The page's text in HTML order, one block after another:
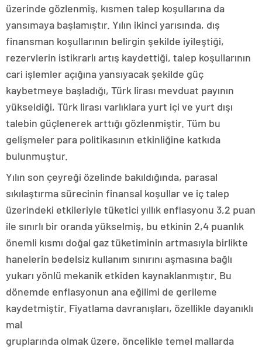
üzerinde gözlenmiş, kısmen talep koşullarına da
yansımaya başlamıştır. Yılın ikinci yarısında, dış
finansman koşullarının belirgin şekilde iyileştiği,
rezervlerin istikrarlı artış kaydettiği, talep koşullarının
cari işlemler açığına yansıyacak şekilde güç
kaybetmeye başladığı, Türk lirası mevduat payının
yükseldiği, Türk lirası varlıklara yurt içi ve yurt dışı
talebin güçlenerek arttığı gözlenmiştir. Tüm bu
gelişmeler para politikasının etkinliğine katkıda
bulunmuştur.
Yılın son çeyreği özelinde bakıldığında, parasal
sıkılaştırma sürecinin finansal koşullar ve iç talep
üzerindeki etkileriyle tüketici yıllık enflasyonu 3,2 puan
ile sınırlı bir oranda yükselmiş, bu etkinin 2,4 puanlık
önemli kısmı doğal gaz tüketiminin artmasıyla birlikte
hanelerin bedelsiz kullanım sınırını aşmasına bağlı
yukarı yönlü mekanik etkiden kaynaklanmıştır. Bu
dönemde enflasyonun ana eğilimi de gerileme
kaydetmiştir. Fiyatlama davranışları, özellikle dayanıklı
mal
gruplarında olmak üzere, öncelikle temel mallarda